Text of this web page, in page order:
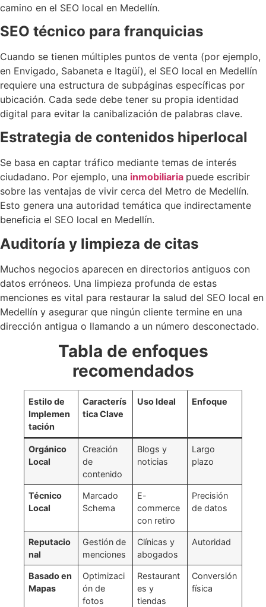
camino en el SEO local en Medellín.
SEO técnico para franquicias
Cuando se tienen múltiples puntos de venta (por ejemplo,
en Envigado, Sabaneta e Itagüí), el SEO local en Medellín
requiere una estructura de subpáginas específicas por
ubicación. Cada sede debe tener su propia identidad
digital para evitar la canibalización de palabras clave.
Estrategia de contenidos hiperlocal
Se basa en captar tráfico mediante temas de interés
ciudadano. Por ejemplo, una inmobiliaria puede escribir
sobre las ventajas de vivir cerca del Metro de Medellín.
Esto genera una autoridad temática que indirectamente
beneficia el SEO local en Medellín.
Auditoría y limpieza de citas
Muchos negocios aparecen en directorios antiguos con
datos erróneos. Una limpieza profunda de estas
menciones es vital para restaurar la salud del SEO local en
Medellín y asegurar que ningún cliente termine en una
dirección antigua o llamando a un número desconectado.
Tabla de enfoques
recomendados
Estilo de
Implemen
tación
Caracterís
tica Clave
Uso Ideal Enfoque
Orgánico
Local
Creación
de
contenido
Blogs y
noticias
Largo
plazo
Técnico
Local
Marcado
Schema
E-
commerce
con retiro
Precisión
de datos
Reputacio
nal
Gestión de
menciones
Clínicas y
abogados
Autoridad
Basado en
Mapas
Optimizaci
ón de
fotos
Restaurant
es y
tiendas
Conversión
física